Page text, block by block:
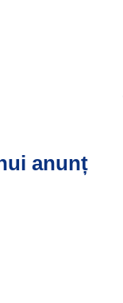
anunț